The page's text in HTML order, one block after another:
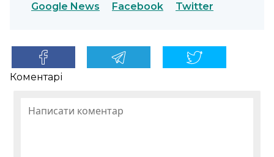
Google News Facebook Twitter
Коментарі